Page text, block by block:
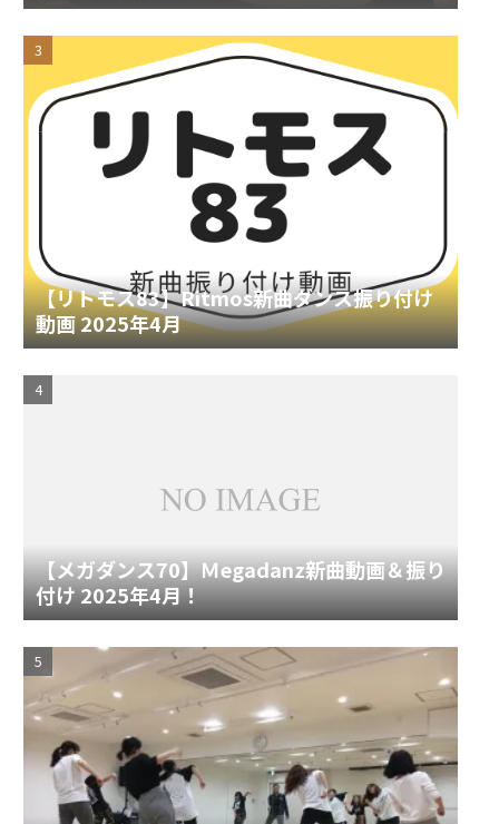
【リトモス83】Ritmos新曲ダンス振り付け
動画 2025年4月
【メガダンス70】Ｍegadanz新曲動画＆振り
付け 2025年4月！